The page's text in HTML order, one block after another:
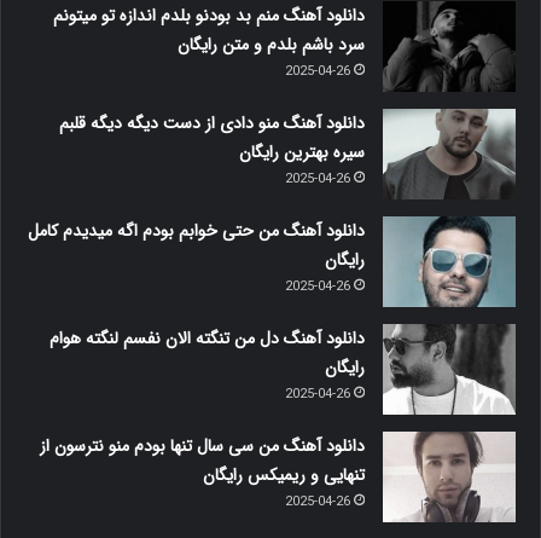
دانلود آهنگ منم بد بودنو بلدم اندازه تو میتونم
سرد باشم بلدم و متن رایگان
2025-04-26
دانلود آهنگ منو دادی از دست دیگه دیگه قلبم
سیره بهترین رایگان
2025-04-26
دانلود آهنگ من حتی خوابم بودم اگه میدیدم کامل
رایگان
2025-04-26
دانلود آهنگ دل من تنگته الان نفسم لنگته هوام
رایگان
2025-04-26
دانلود آهنگ من سی سال تنها بودم منو نترسون از
تنهایی و ریمیکس رایگان
2025-04-26